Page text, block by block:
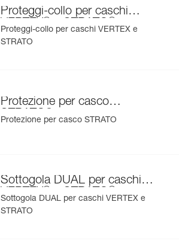
Proteggi-collo per caschi
VERTEX
e STRATO
Proteggi-collo per caschi VERTEX e
STRATO
Protezione per casco
STRATO
Protezione per casco STRATO
Sottogola DUAL per caschi
VERTEX
e STRATO
Sottogola DUAL per caschi VERTEX e
STRATO